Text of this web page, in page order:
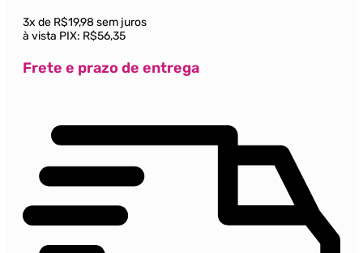
3x de R$19,98 sem juros
à vista PIX: R$56,35
Frete e prazo de entrega